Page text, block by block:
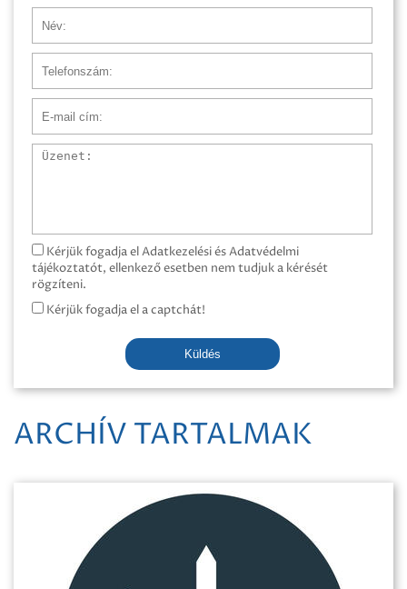
Üzenet
Kérjük fogadja el Adatkezelési és Adatvédelmi
tájékoztatót, ellenkező esetben nem tudjuk a kérését
rögzíteni.
Kérjük fogadja el a captchát!
Küldés
ARCHÍV TARTALMAK